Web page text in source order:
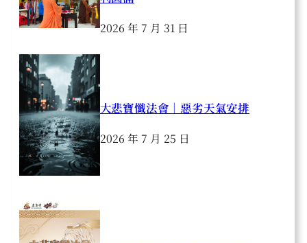
2026 年 7 月 31 日
大悲寶懺法會｜惡劣天氣安排
2026 年 7 月 25 日